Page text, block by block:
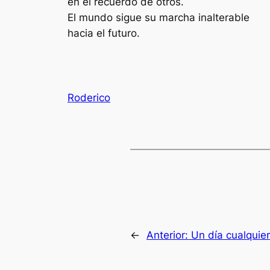
El mundo sigue su marcha inalterable
hacia el futuro.
Roderico
← Anterior: Un día